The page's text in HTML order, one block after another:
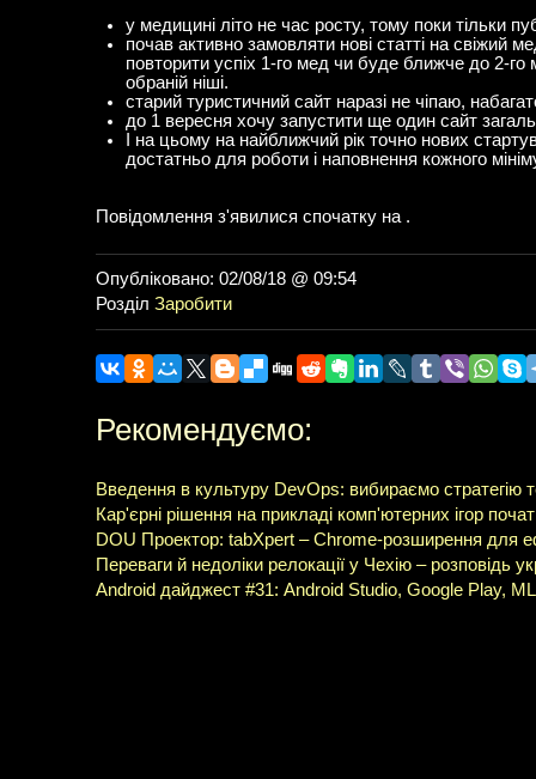
у медицині літо не час росту, тому поки тільки
почав активно замовляти нові статті на свіжий
повторити успіх 1-го мед чи буде ближче до 2-го
обраній ніші.
старий туристичний сайт наразі не чіпаю,
до 1 вересня хочу запустити ще один сайт
І на цьому на найближчий рік точно нових
достатньо для роботи і наповнення кожного
Повідомлення з'явилися спочатку на .
Опубліковано: 02/08/18 @ 09:54
Розділ Заробити
Рекомендуємо:
Введення в культуру DevOps: вибираємо стратегію
Кар'єрні рішення на прикладі комп'ютерних ігор
DOU Проектор: tabXpert – Chrome-розширення для
Переваги й недоліки релокації у Чехію – розповідь
Android дайджест #31: Android Studio, Google Play,